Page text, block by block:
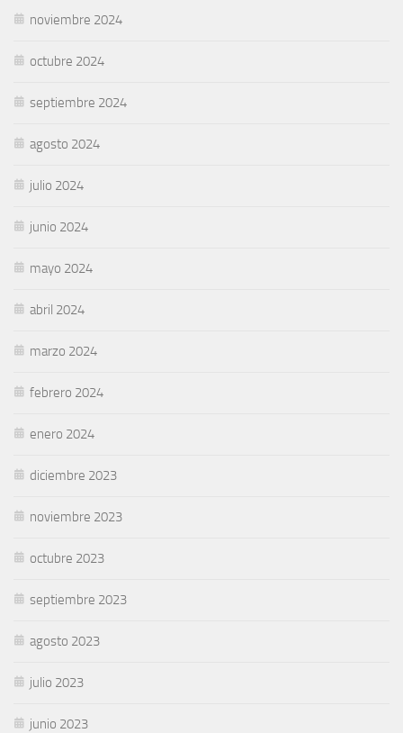
noviembre 2024
octubre 2024
septiembre 2024
agosto 2024
julio 2024
junio 2024
mayo 2024
abril 2024
marzo 2024
febrero 2024
enero 2024
diciembre 2023
noviembre 2023
octubre 2023
septiembre 2023
agosto 2023
julio 2023
junio 2023